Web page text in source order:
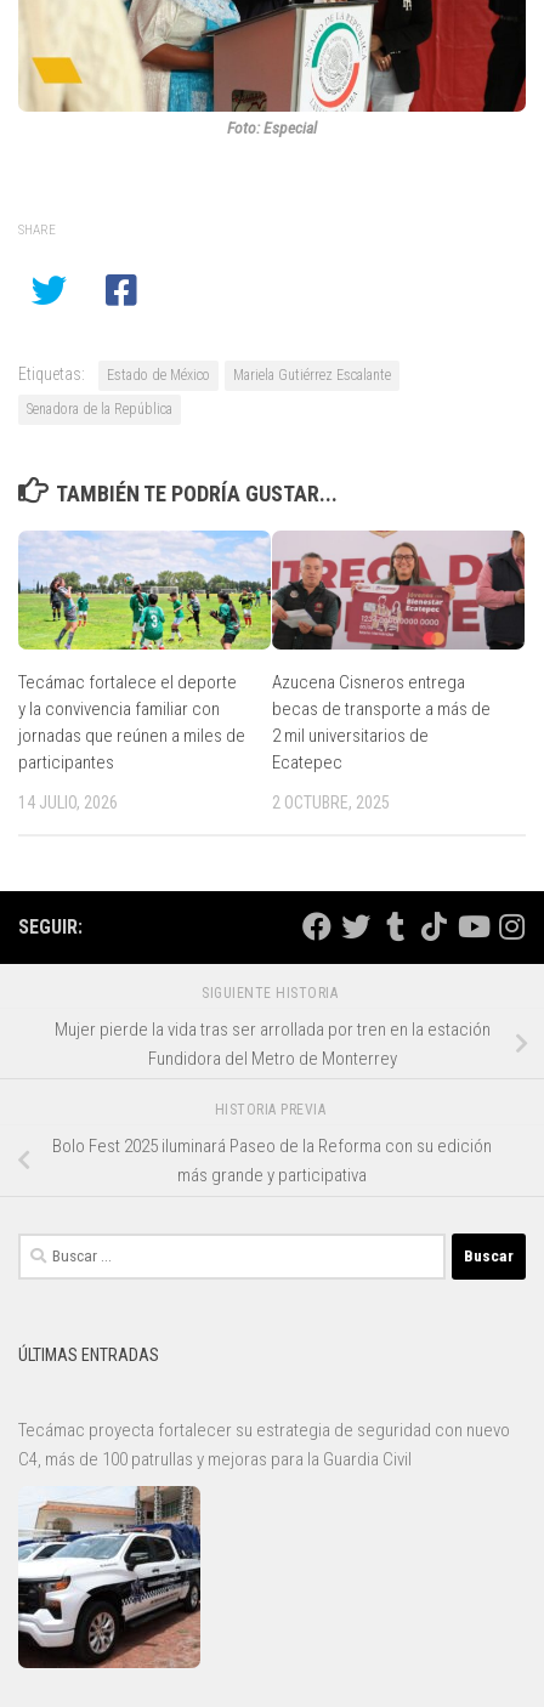
Foto: Especial
SHARE
Etiquetas: Estado de México
Mariela Gutiérrez Escalante
Senadora de la República
TAMBIÉN TE PODRÍA GUSTAR...
Tecámac fortalece el deporte
y la convivencia familiar con
jornadas que reúnen a miles de
participantes
14 JULIO, 2026
Azucena Cisneros entrega
becas de transporte a más de
2 mil universitarios de
Ecatepec
2 OCTUBRE, 2025
SEGUIR:
SIGUIENTE HISTORIA
Mujer pierde la vida tras ser arrollada por tren en la estación
Fundidora del Metro de Monterrey
HISTORIA PREVIA
Bolo Fest 2025 iluminará Paseo de la Reforma con su edición
más grande y participativa
Buscar:
ÚLTIMAS ENTRADAS
Tecámac proyecta fortalecer su estrategia de seguridad con nuevo
C4, más de 100 patrullas y mejoras para la Guardia Civil